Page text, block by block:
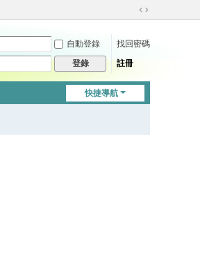
切
到
自動登錄
找回密碼
登錄 註冊
快捷導航